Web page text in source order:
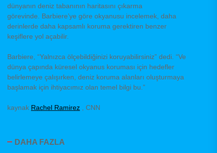
dünyanın deniz tabanının haritasını çıkarma
görevinde. Barbiere’ye göre okyanusu incelemek, daha
derinlerde daha kapsamlı koruma gerektiren benzer
keşiflere yol açabilir.
Barbiere, “Yalnızca ölçebildiğinizi koruyabilirsiniz” dedi. “Ve
dünya çapında küresel okyanus koruması için hedefler
belirlemeye çalışırken, deniz koruma alanları oluşturmaya
başlamak için ihtiyacımız olan temel bilgi bu.”
kaynak Rachel Ramirez , CNN
DAHA FAZLA